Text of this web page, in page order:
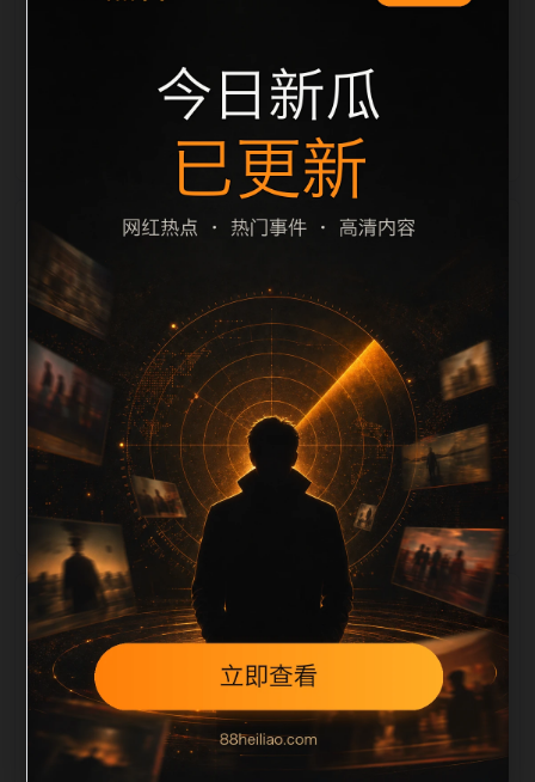
页面主题。后续采集时将继续执行远程图片本地化、坏
图默认图兜底、标题重复
栏目内容归集
过滤和 description 长度检查。栏目内容按每日少量新
增的方式持续扩展，每篇保留相关问题、站内推荐和清
晰的层级路径，减少用户反复返回搜索页。第40篇作为
本栏目的初始建设内容，主要用于补齐栏目深度、稳定
内链结构，并为后续专题聚合提供可点击入口。如果后
续发现页面缺图、标题过短、描述为空或正文不足，将
进入每日 SEO 检查清单自动修正。
相关问题
翻车事件后续如何更新？按每日少量、主题相
关、图片本地化的方式持续补充。
如何继续浏览？可返回栏目页、查看热门推荐或
进入 sitemap。